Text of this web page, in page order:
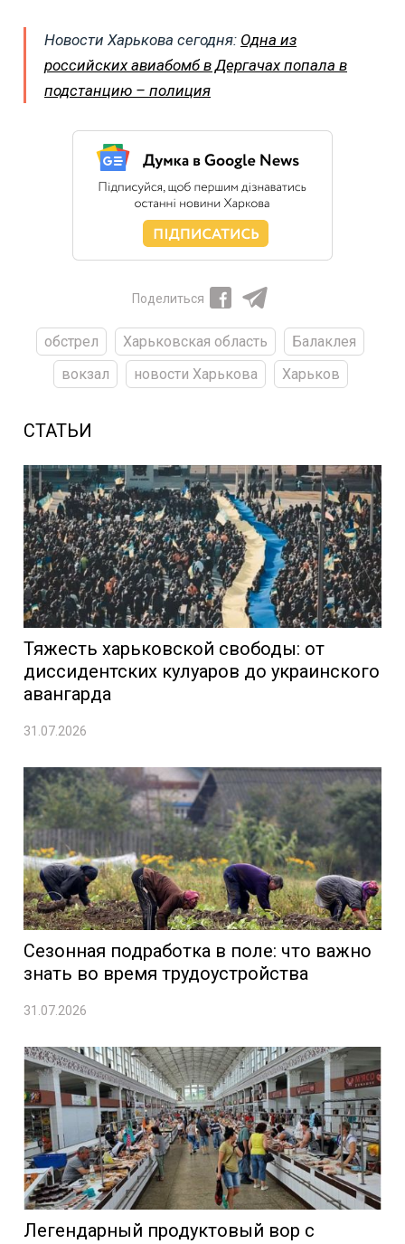
Новости Харькова сегодня: Одна из
российских авиабомб в Дергачах попала в
подстанцию – полиция
Поделиться
обстрел Харьковская область
Балаклея
вокзал
новости Харькова Харьков
СТАТЬИ
Тяжесть харьковской свободы: от
диссидентских кулуаров до украинского
авангарда
31.07.2026
Сезонная подработка в поле: что важно
знать во время трудоустройства
31.07.2026
Легендарный продуктовый вор с